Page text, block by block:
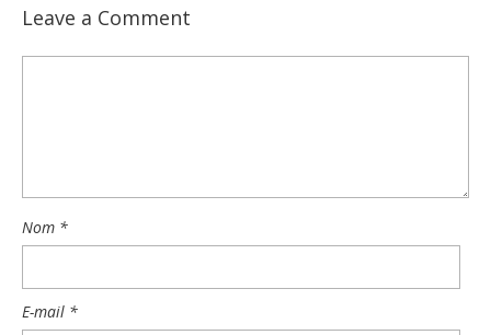
Leave a Comment
Nom *
E-mail *